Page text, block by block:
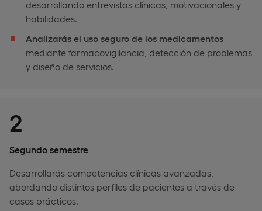
desarrollando entrevistas clínicas, motivacionales y
habilidades.
Analizarás el uso seguro de los medicamentos
mediante farmacovigilancia, detección de problemas
y diseño de servicios.
2
Segundo semestre
Desarrollarás competencias clínicas avanzadas,
abordando distintos perfiles de pacientes a través de
casos prácticos.